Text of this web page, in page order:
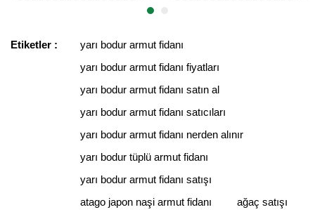
Etiketler :
yarı bodur armut fidanı
yarı bodur armut fidanı fiyatları
yarı bodur armut fidanı satın al
yarı bodur armut fidanı satıcıları
yarı bodur armut fidanı nerden alınır
yarı bodur tüplü armut fidanı
yarı bodur armut fidanı satışı
atago japon naşi armut fidanı
ağaç satışı